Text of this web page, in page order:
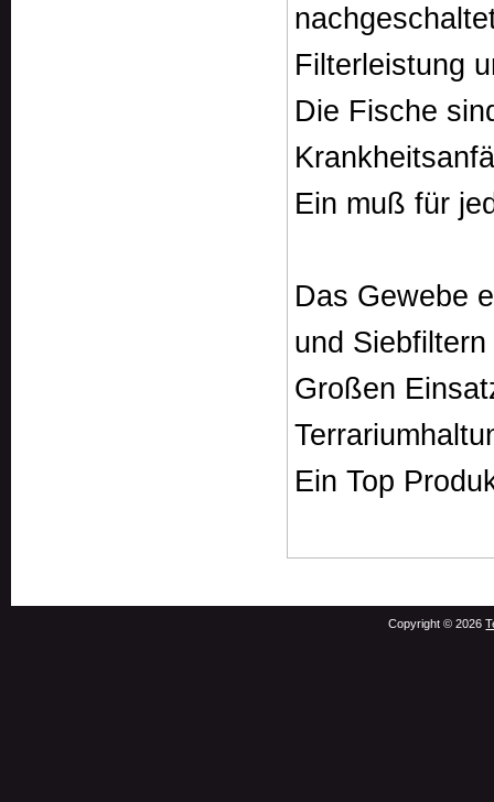
Filterleistung
Die Fische
Ein muß für
Das Gewebe
und
Großen
Ein Top
Copyright © 2026